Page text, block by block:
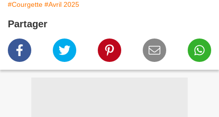
#Courgette #Avril 2025
Partager